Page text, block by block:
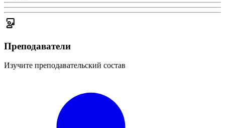
Преподаватели
Изучите преподавательский состав